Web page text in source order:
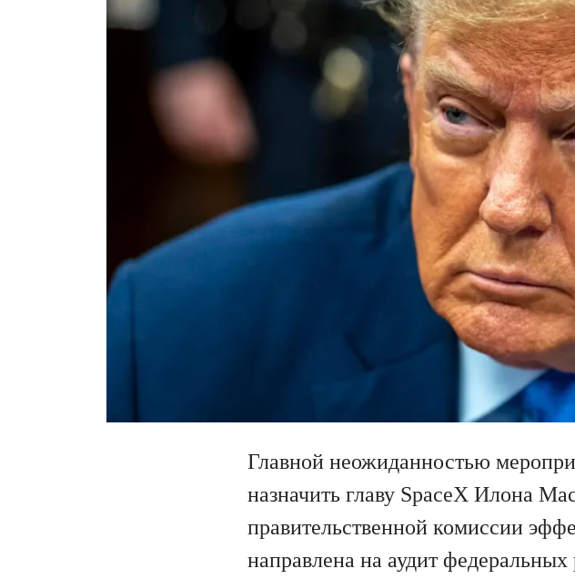
Главной неожиданностью
назначить главу SpaceX Илона
правительственной комиссии
направлена на аудит